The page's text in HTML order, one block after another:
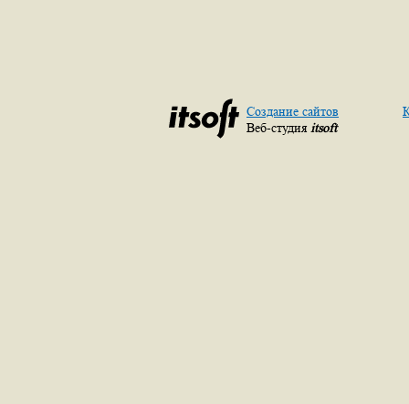
Создание сайтов
Веб-студия itsoft